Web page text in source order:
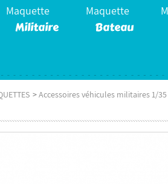
Maquette
Militaire
Maquette
Bateau
>Accessoires véhicules militaires 1/35